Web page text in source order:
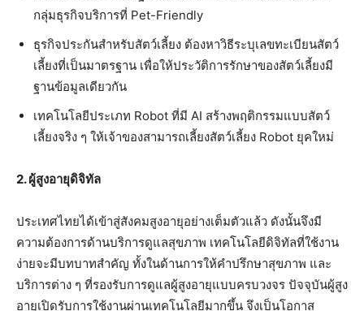
กลุ่มธุรกิจบริการที่ Pet-Friendly
ธุรกิจประกันสำหรับสัตว์เลี้ยง ต้องหาวิธีระบุเลขทะเบียนสัตว์
เลี้ยงที่เป็นมาตรฐาน เพื่อให้ประวัติการรักษาของสัตว์เลี้ยงมี
ฐานข้อมูลเดียวกัน
เทคโนโลยีประเภท Robot ที่มี AI สร้างพฤติกรรมแบบสัตว์
เลี้ยงจริง ๆ ให้เจ้าของสามารถเลี้ยงสัตว์เลี้ยง Robot ยุคใหม่
2. ผู้สูงอายุดิจิทัล
ประเทศไทยได้เข้าสู่สังคมสูงอายุอย่างเต็มตัวแล้ว ดังนั้นจึงมี
ความต้องการด้านบริการดูแลสุขภาพ เทคโนโลยีดิจิทัลที่ใช้งาน
ง่ายจะมีบทบาทสำคัญ ทั้งในด้านการให้คำปรึกษาสุขภาพ และ
บริการต่าง ๆ ที่รองรับการดูแลผู้สูงอายุแบบครบวงจร ปัจจุบันผู้สูง
อายุเปิดรับการใช้งานผ่านเทคโนโลยีมากขึ้น จึงเป็นโอกาส